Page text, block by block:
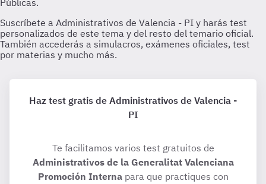
Haz test gratis de Administrativos de Valencia -
PI
Te facilitamos varios test gratuitos de
Administrativos de la Generalitat Valenciana
Promoción Internapara que practiques con